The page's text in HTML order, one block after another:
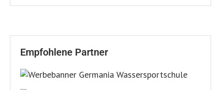
Empfohlene Partner